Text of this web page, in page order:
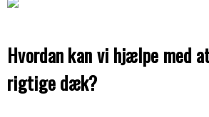
Hvordan kan vi hjælpe med
rigtige dæk?